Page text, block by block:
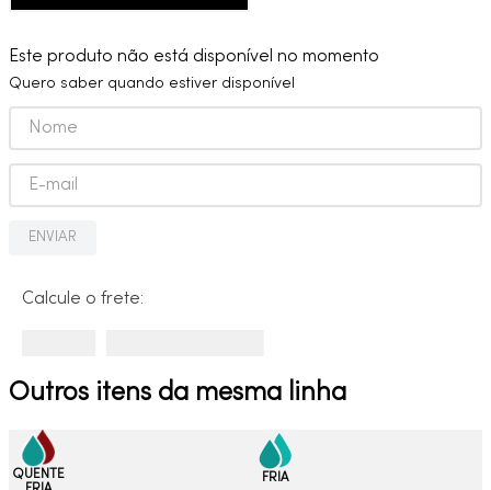
Este produto não está disponível no momento
Quero saber quando estiver disponível
ENVIAR
Calcule o frete:
Outros itens da mesma linha